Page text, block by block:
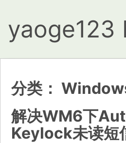
yaoge123
分类：
解决WM6下
Keylock未读短